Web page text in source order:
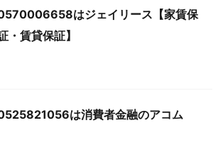
はジェイリース【家賃保
・賃貸保証】
は消費者金融のアコム